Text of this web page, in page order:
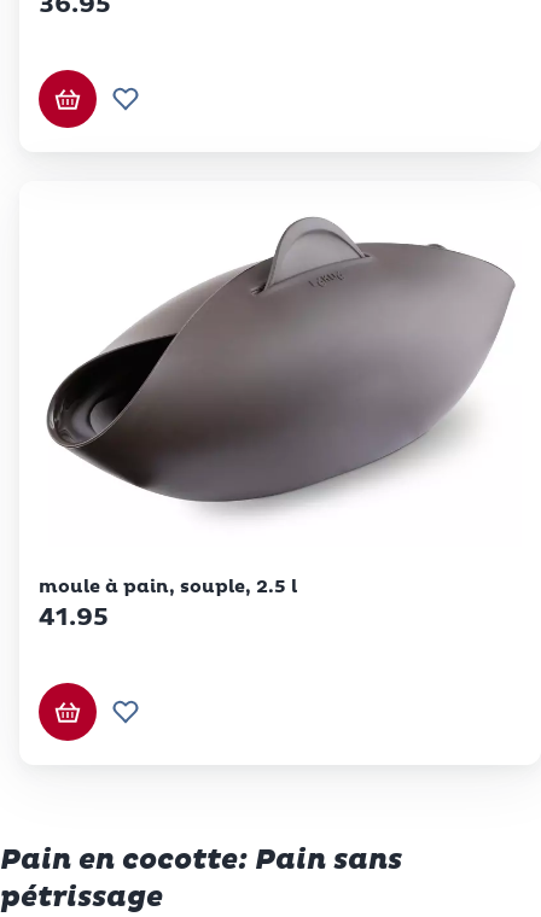
Ajouter au panier
Ajouter à la liste de souhaits.
moule à pain, souple, 2.5 l
41.95
Ajouter au panier
Ajouter à la liste de souhaits.
Pain en cocotte: Pain sans
pétrissage